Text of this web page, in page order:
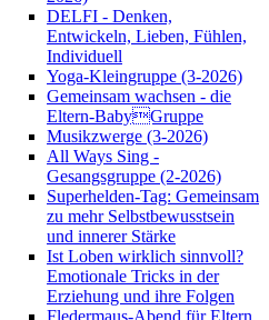
DELFI - Denken,
Entwickeln, Lieben, Fühlen,
Individuell
Yoga-Kleingruppe (3-2026)
Gemeinsam wachsen - die
Eltern-BabyGruppe
Musikzwerge (3-2026)
All Ways Sing -
Gesangsgruppe (2-2026)
Superhelden-Tag: Gemeinsam
zu mehr Selbstbewusstsein
und innerer Stärke
Ist Loben wirklich sinnvoll?
Emotionale Tricks in der
Erziehung und ihre Folgen
Fledermaus-Abend für Eltern